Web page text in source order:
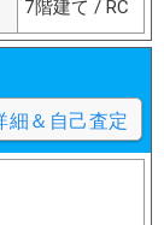
7階建て / RC
細＆自己査定